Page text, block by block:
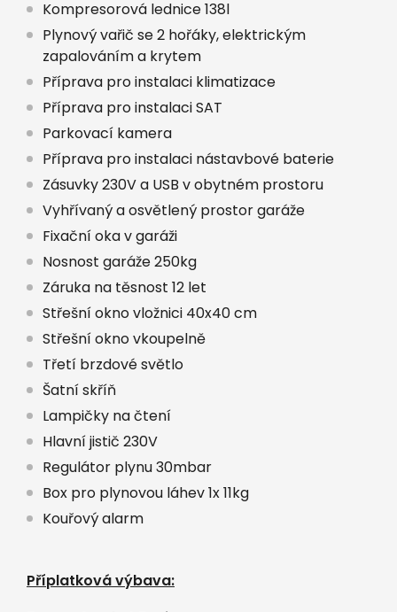
Kompresorová lednice 138l
Plynový vařič se 2 hořáky, elektrickým
zapalováním a krytem
Příprava pro instalaci klimatizace
Příprava pro instalaci SAT
Parkovací kamera
Příprava pro instalaci nástavbové baterie
Zásuvky 230V a USB v obytném prostoru
Vyhřívaný a osvětlený prostor garáže
Fixační oka v garáži
Nosnost garáže 250kg
Záruka na těsnost 12 let
Střešní okno vložnici 40x40 cm
Střešní okno vkoupelně
Třetí brzdové světlo
Šatní skříň
Lampičky na čtení
Hlavní jistič 230V
Regulátor plynu 30mbar
Box pro plynovou láhev 1x 11kg
Kouřový alarm
Příplatková výbava: